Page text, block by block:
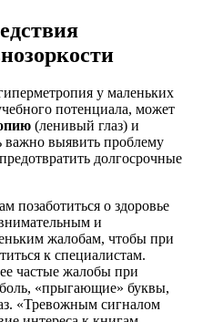
у маленьких
потенциала, может
(ленивый глаз) и
важно выявить проблему
долгосрочные
позаботиться о здоровье
и
жалобам, чтобы при
к специалистам.
частые жалобы при
«прыгающие» буквы,
«Тревожным сигналом